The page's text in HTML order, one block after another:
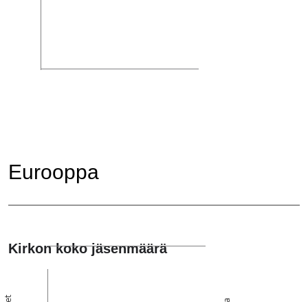
Eurooppa
Kirkon koko jäsenmäärä